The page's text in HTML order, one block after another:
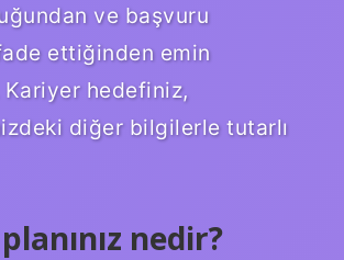
ve başvuru
ettiğinden emin
Kariyer hedefiniz,
diğer bilgilerle tutarlı
nedir?